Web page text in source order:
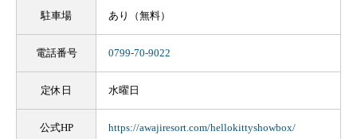
駐車場 あり（無料）
電話番号 0799-70-9022
定休日 水曜日
公式HP https://awajiresort.com/hellokittyshowbox/